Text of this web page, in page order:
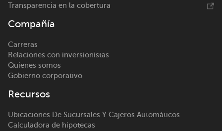
Transparencia en la cobertura
Compañía
Carreras
Relaciones con inversionistas
Quienes somos
Gobierno corporativo
Recursos
Ubicaciones De Sucursales Y Cajeros Automáticos
Calculadora de hipotecas